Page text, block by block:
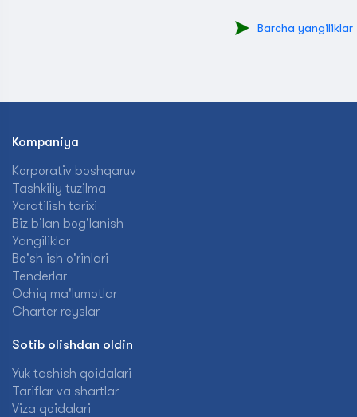
Barcha yangiliklar
Kompaniya
Korporativ boshqaruv
Tashkiliy tuzilma
Yaratilish tarixi
Biz bilan bog'lanish
Yangiliklar
Bo'sh ish o'rinlari
Tenderlar
Ochiq ma'lumotlar
Charter reyslar
Sotib olishdan oldin
Yuk tashish qoidalari
Tariflar va shartlar
Viza qoidalari